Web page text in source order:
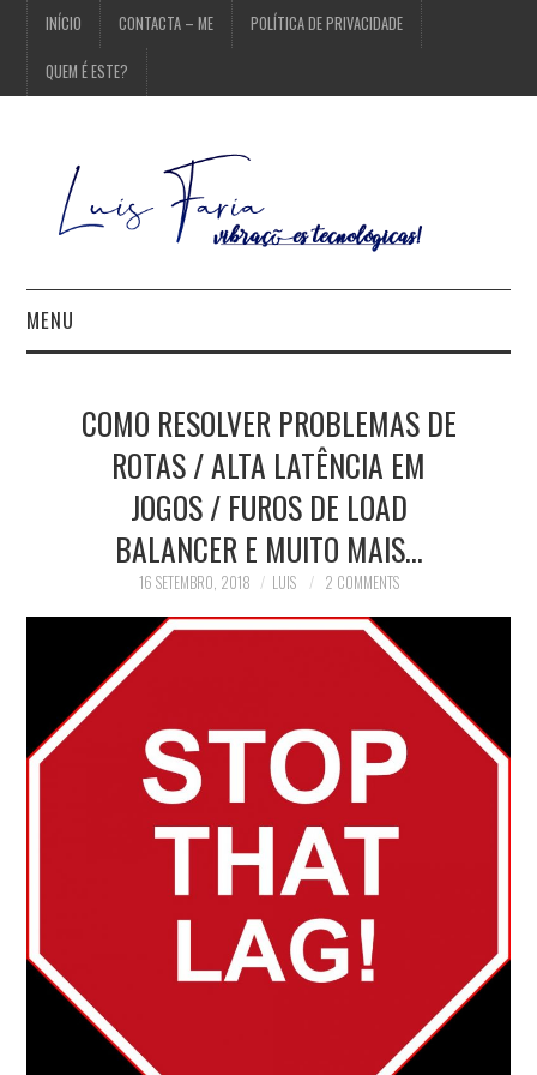
INÍCIO CONTACTA – ME POLÍTICA DE PRIVACIDADE
QUEM É ESTE?
MENU
CONTACTA – ME
POLÍTICA DE
PRIVACIDADE
QUEM É ESTE?
COMO RESOLVER PROBLEMAS DE
ROTAS / ALTA LATÊNCIA EM
JOGOS / FUROS DE LOAD
BALANCER E MUITO MAIS…
16 SETEMBRO, 2018 LUIS 2 COMMENTS